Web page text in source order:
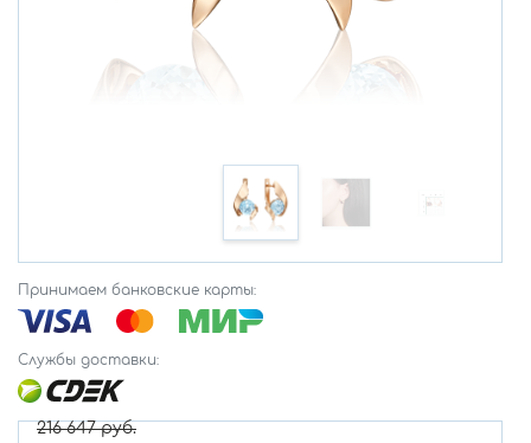
Принимаем банковские карты:
Службы доставки:
216 647руб.